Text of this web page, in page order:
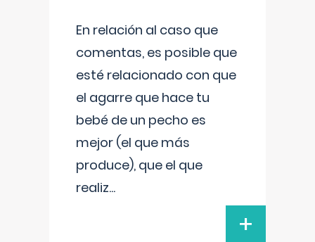
En relación al caso que
comentas, es posible que
esté relacionado con que
el agarre que hace tu
bebé de un pecho es
mejor (el que más
produce), que el que
realiz...
+